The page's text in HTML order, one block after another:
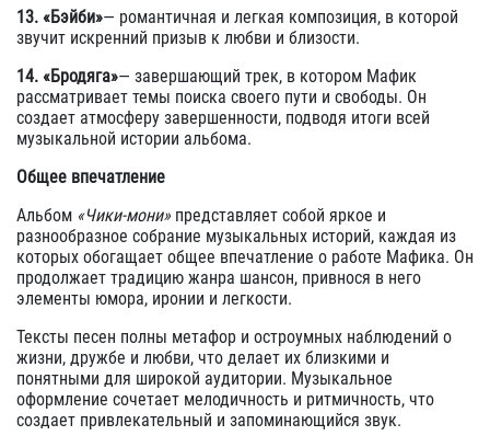
13. «Бэйби»— романтичная и легкая композиция, в которой
звучит искренний призыв к любви и близости.
14. «Бродяга»— завершающий трек, в котором Мафик
рассматривает темы поиска своего пути и свободы. Он
создает атмосферу завершенности, подводя итоги всей
музыкальной истории альбома.
Общее впечатление
Альбом «Чики-мони»представляет собой яркое и
разнообразное собрание музыкальных историй, каждая из
которых обогащает общее впечатление о работе Мафика. Он
продолжает традицию жанра шансон, привнося в него
элементы юмора, иронии и легкости.
Тексты песен полны метафор и остроумных наблюдений о
жизни, дружбе и любви, что делает их близкими и
понятными для широкой аудитории. Музыкальное
оформление сочетает мелодичность и ритмичность, что
создает привлекательный и запоминающийся звук.